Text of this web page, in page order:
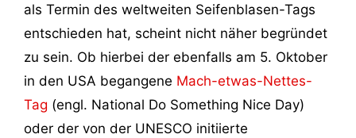
als Termin des weltweiten Seifenblasen-Tags
entschieden hat, scheint nicht näher begründet
zu sein. Ob hierbei der ebenfalls am 5. Oktober
in den USA begangene Mach-etwas-Nettes-
Tag (engl. National Do Something Nice Day)
oder der von der UNESCO initiierte